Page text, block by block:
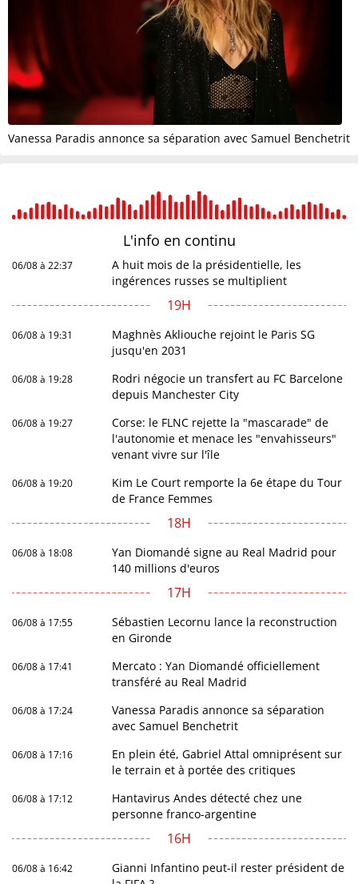
Vanessa Paradis annonce sa séparation avec Samuel Benchetrit
L'info en continu
06/08 à 22:37
A huit mois de la présidentielle, les
ingérences russes se multiplient
19H
06/08 à 19:31
Maghnès Akliouche rejoint le Paris SG
jusqu'en 2031
06/08 à 19:28
Rodri négocie un transfert au FC Barcelone
depuis Manchester City
06/08 à 19:27
Corse: le FLNC rejette la "mascarade" de
l'autonomie et menace les "envahisseurs"
venant vivre sur l'île
06/08 à 19:20
Kim Le Court remporte la 6e étape du Tour
de France Femmes
18H
06/08 à 18:08
Yan Diomandé signe au Real Madrid pour
140 millions d'euros
17H
06/08 à 17:55
Sébastien Lecornu lance la reconstruction
en Gironde
06/08 à 17:41
Mercato : Yan Diomandé officiellement
transféré au Real Madrid
06/08 à 17:24
Vanessa Paradis annonce sa séparation
avec Samuel Benchetrit
06/08 à 17:16
En plein été, Gabriel Attal omniprésent sur
le terrain et à portée des critiques
06/08 à 17:12
Hantavirus Andes détecté chez une
personne franco-argentine
16H
06/08 à 16:42
Gianni Infantino peut-il rester président de